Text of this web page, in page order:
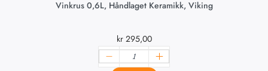
Vinkrus 0,6L, Håndlaget Keramikk, Viking
kr295,00